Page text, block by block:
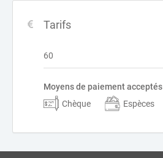
Tarifs
60
Moyens de paiement acceptés
Chèque
Espèces